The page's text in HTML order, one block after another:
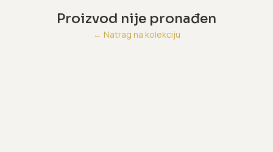
Proizvod nije pronađen
← Natrag na kolekciju